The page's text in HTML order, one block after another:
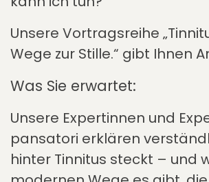
Unsere Vortragsreihe
Wege zur Stille.“ gibt Ihnen
Was Sie erwartet:
Unsere Expertinnen und
pansatori erklären
hinter Tinnitus steckt – und